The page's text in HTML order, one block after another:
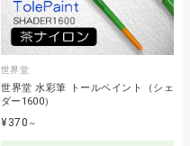
世界堂
世界堂 水彩筆 トールペイント（シェ
ダー1600）
¥370 ～